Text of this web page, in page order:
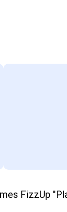
FizzUp